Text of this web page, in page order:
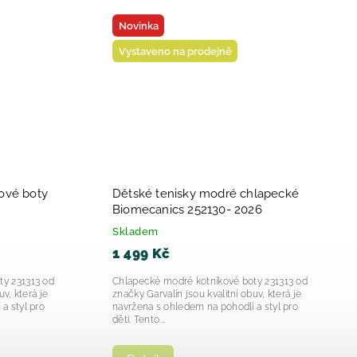
2025
Cotton
pro malé
Vystaveno na prodejně
Chlapecke svítící tenisky Garvalín
Marino 252828-2025
Skladem
1 249 Kč
Chlapecké svítící tenisky Garvalín Marino
252828 jsou moderní a funkční obuví pro
děti, která spojuje atraktivní design s
praktickými vlastnostmi....